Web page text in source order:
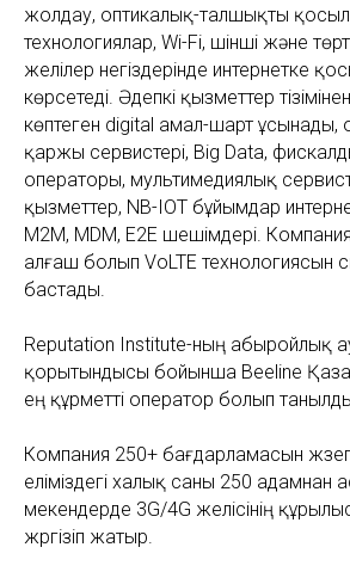
жолдау, оптикалық-талшықты
технологиялар, Wi-Fi, үшінші және
желілер негіздерінде интернетке
көрсетеді. Әдепкі қызметтер
көптеген digital амал-шарт ұсынады,
қаржы сервистері, Big Data,
операторы, мультимедиялық
қызметтер, NB-IOT бұйымдар
M2M, MDM, E2E шешімдері.
алғаш болып VoLTE технологиясын
бастады.
Reputation Institute-ның абыройлық
қорытындысы бойынша Beeline
ең құрметті оператор болып
Компания 250+ бағдарламасын
еліміздегі халық саны 250 адамнан
мекендерде 3G/4G желісінің
жүргізіп жатыр.